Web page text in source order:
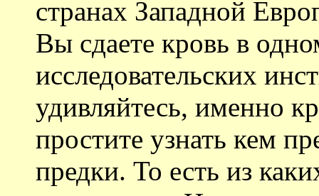
странах Западной
Вы сдаете кровь в
исследовательских
удивляйтесь, именно
простите узнать кем
предки. То есть из